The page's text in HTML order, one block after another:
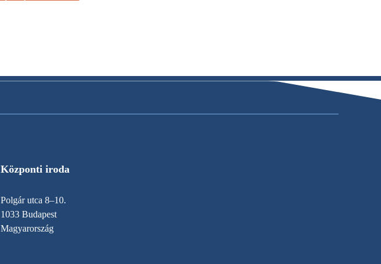
Központi iroda
Polgár utca 8–10.
1033 Budapest
Magyarország